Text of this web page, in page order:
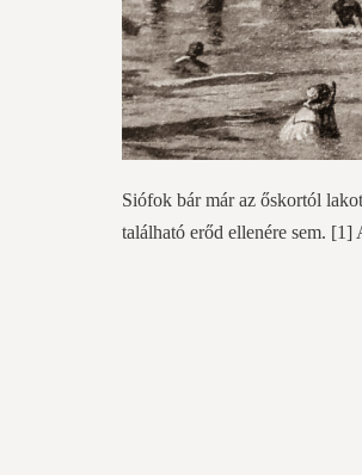
Siófok bár már az őskortól
található erőd ellenére sem.